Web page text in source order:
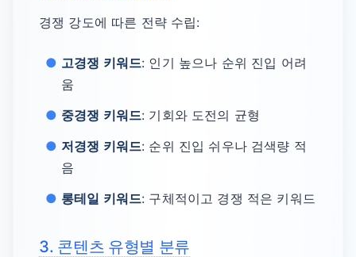
경쟁 강도에 따른 전략 수립:
고경쟁 키워드: 인기 높으나 순위 진입 어려
움
중경쟁 키워드: 기회와 도전의 균형
저경쟁 키워드: 순위 진입 쉬우나 검색량 적
음
롱테일 키워드: 구체적이고 경쟁 적은 키워드
3. 콘텐츠 유형별 분류